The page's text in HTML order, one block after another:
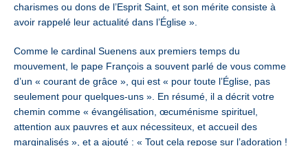
charismes ou dons de l’Esprit Saint, et son mérite consiste à
avoir rappelé leur actualité dans l’Église ».
Comme le cardinal Suenens aux premiers temps du
mouvement, le pape François a souvent parlé de vous comme
d’un « courant de grâce », qui est « pour toute l’Église, pas
seulement pour quelques-uns ». En résumé, il a décrit votre
chemin comme « évangélisation, œcuménisme spirituel,
attention aux pauvres et aux nécessiteux, et accueil des
marginalisés », et a ajouté : « Tout cela repose sur l’adoration !